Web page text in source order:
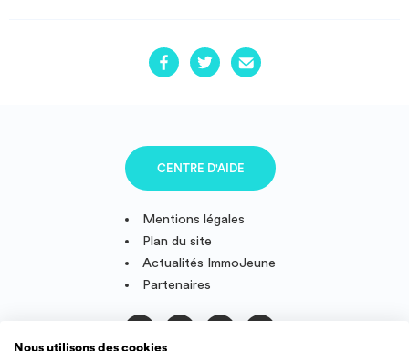
Mentions légales
Plan du site
Actualités ImmoJeune
Partenaires
CENTRE D'AIDE
Nous utilisons des cookies